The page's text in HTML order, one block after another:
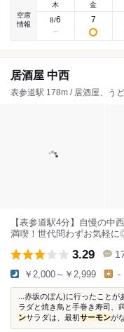
空席
情報
木
8/6
金
7
居酒屋 中西
表参道駅 178m / 居酒屋、う
【表参道駅4分】自慢の中
満喫！世代問わずお気軽
3.29
￥2,000～￥2,999 -
...赤坂のぼん)に行ったことが
ラダと焼き鳥と手巻き寿司、
ンサラダは、最初サーモンが